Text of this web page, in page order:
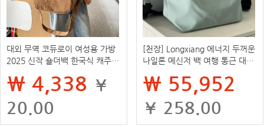
대외 무역 코듀로이 여성용 가방
2025 신작 숄더백 한국식 캐주얼
간 대외 무역
₩ 4,338 ¥
20.00
[천장] Longxiang 에너지 두꺼운
나일론 메신저 백 여행 통근 대용
₩ 55,952
¥ 258.00